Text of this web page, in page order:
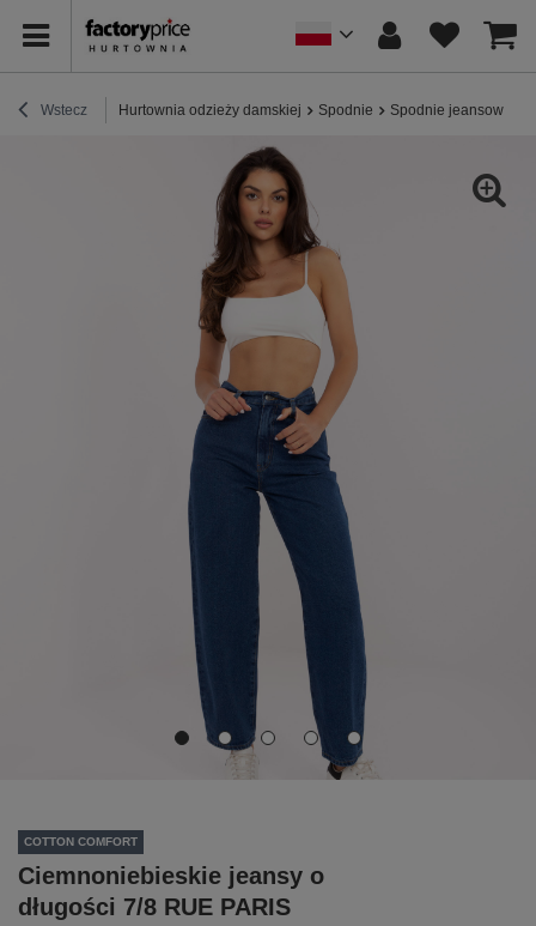
Wstecz Hurtownia odzieży damskiej Spodnie Spodnie jeansowe
COTTON COMFORT
Ciemnoniebieskie jeansy o
długości 7/8 RUE PARIS